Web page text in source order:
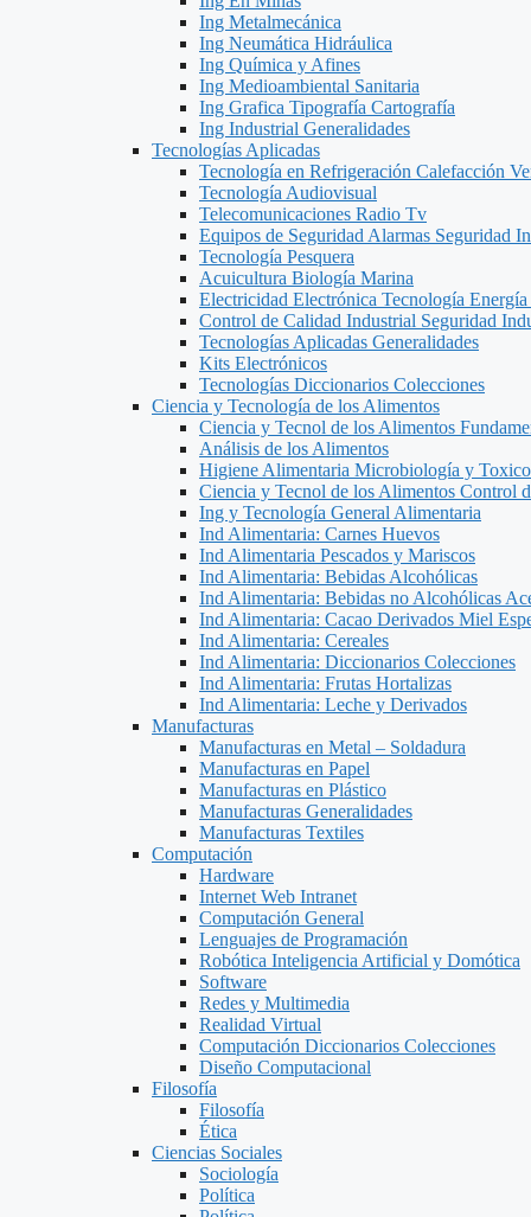
Ing Metalmecánica
Ing Neumática Hidráulica
Ing Química y Afines
Ing Medioambiental Sanitaria
Ing Grafica Tipografía Cartografía
Ing Industrial Generalidades
Tecnologías Aplicadas
Tecnología en Refrigeración Calefacción
Tecnología Audiovisual
Telecomunicaciones Radio Tv
Equipos de Seguridad Alarmas Seguridad
Tecnología Pesquera
Acuicultura Biología Marina
Electricidad Electrónica Tecnología Energía
Control de Calidad Industrial Seguridad
Tecnologías Aplicadas Generalidades
Kits Electrónicos
Tecnologías Diccionarios Colecciones
Ciencia y Tecnología de los Alimentos
Ciencia y Tecnol de los Alimentos
Análisis de los Alimentos
Higiene Alimentaria Microbiología y
Ciencia y Tecnol de los Alimentos Control
Ing y Tecnología General Alimentaria
Ind Alimentaria: Carnes Huevos
Ind Alimentaria Pescados y Mariscos
Ind Alimentaria: Bebidas Alcohólicas
Ind Alimentaria: Bebidas no Alcohólicas
Ind Alimentaria: Cacao Derivados Miel
Ind Alimentaria: Cereales
Ind Alimentaria: Diccionarios Colecciones
Ind Alimentaria: Frutas Hortalizas
Ind Alimentaria: Leche y Derivados
Manufacturas
Manufacturas en Metal – Soldadura
Manufacturas en Papel
Manufacturas en Plástico
Manufacturas Generalidades
Manufacturas Textiles
Computación
Hardware
Internet Web Intranet
Computación General
Lenguajes de Programación
Robótica Inteligencia Artificial y Domótica
Software
Redes y Multimedia
Realidad Virtual
Computación Diccionarios Colecciones
Diseño Computacional
Filosofía
Filosofía
Ética
Ciencias Sociales
Sociología
Política